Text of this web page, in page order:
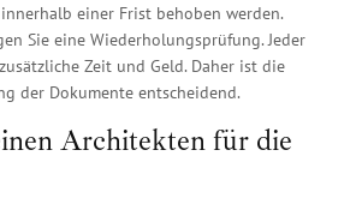
einer Frist behoben werden.
Sie eine Wiederholungsprüfung. Jeder
Zeit und Geld. Daher ist die
der Dokumente entscheidend.
Architekten für die